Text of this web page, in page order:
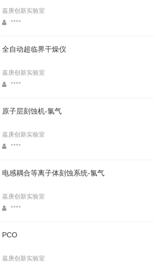
嘉庚创新实验室
****
全自动超临界干燥仪
嘉庚创新实验室
****
原子层刻蚀机-氯气
嘉庚创新实验室
****
电感耦合等离子体刻蚀系统-氯气
嘉庚创新实验室
****
PCO
嘉庚创新实验室